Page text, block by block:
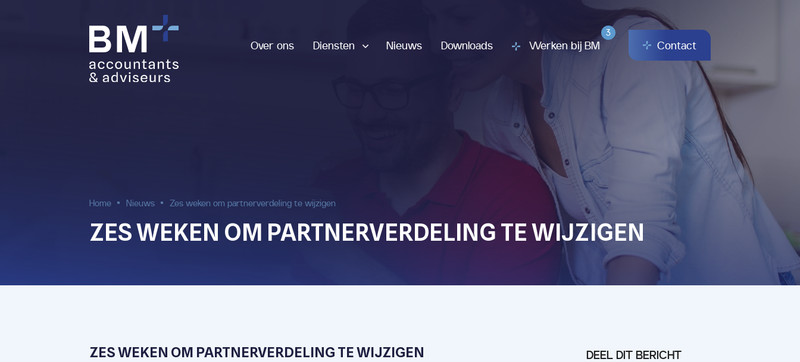
Over ons Diensten Nieuws Downloads Werken bij BM
3
Contact
Home Nieuws Zes weken om partnerverdeling te wijzigen
ZES WEKEN OM PARTNERVERDELING TE WIJZIGEN
ZES WEKEN OM PARTNERVERDELING TE WIJZIGEN DEEL DIT BERICHT